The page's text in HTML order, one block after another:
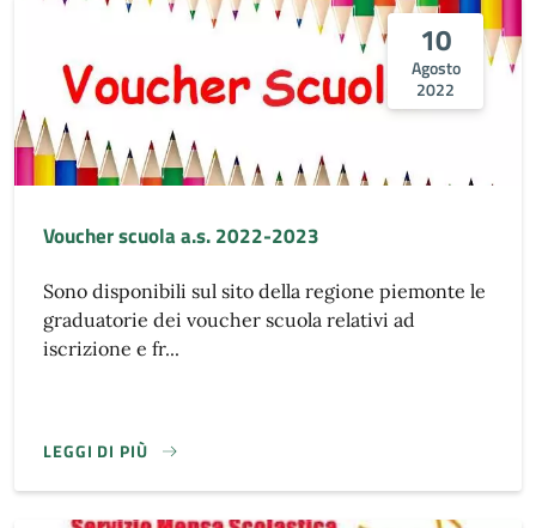
10
Agosto
2022
Voucher scuola a.s. 2022-2023
Sono disponibili sul sito della regione piemonte le
graduatorie dei voucher scuola relativi ad
iscrizione e fr...
LEGGI DI PIÙ